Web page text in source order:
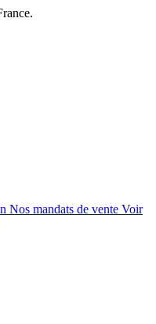
Nos mandats de vente Voir